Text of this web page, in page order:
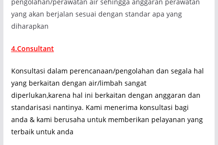
yang akan berjalan sesuai dengan standar apa yang
diharapkan
4.Consultant
Konsultasi dalam perencanaan/pengolahan dan segala hal
yang berkaitan dengan air/limbah sangat
diperlukan,karena hal ini berkaitan dengan anggaran dan
standarisasi nantinya. Kami menerima konsultasi bagi
anda & kami berusaha untuk memberikan pelayanan yang
terbaik untuk anda